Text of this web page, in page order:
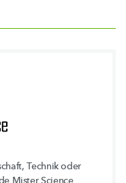
Technik oder